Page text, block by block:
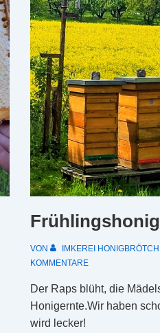
Frühlingshonig
VON IMKEREI
KOMMENTARE
Der Raps blüht, die
Honigernte.Wir haben
wird lecker!